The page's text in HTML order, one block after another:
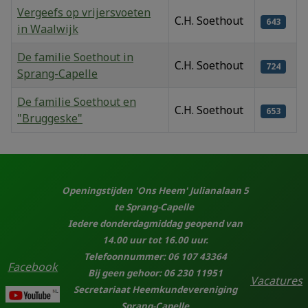
Vergeefs op vrijersvoeten
in Waalwijk
C.H. Soethout 643
De familie Soethout in
Sprang-Capelle
C.H. Soethout 724
De familie Soethout en
"Bruggeske"
C.H. Soethout 653
Facebook
Openingstijden 'Ons Heem' Julianalaan 5
te Sprang-Capelle
Iedere donderdagmiddag geopend van
14.00 uur tot 16.00 uur.
Telefoonnummer: 06 107 43364
Bij geen gehoor: 06 230 11951
Secretariaat Heemkundevereniging
Vacatures